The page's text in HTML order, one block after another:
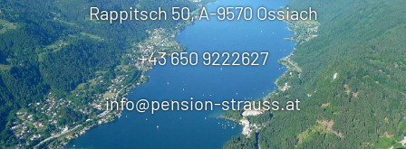
Rappitsch 50, A-9570 Ossiach
+43 650 9222627
info@pension-strauss.at